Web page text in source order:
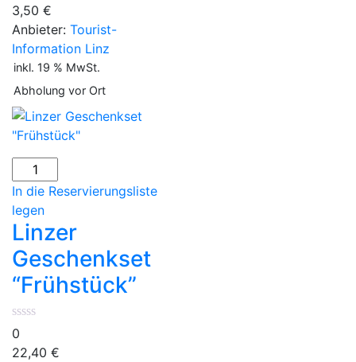
3,50 €
Anbieter: Tourist-
Information Linz
inkl. 19 % MwSt.
Abholung vor Ort
Linzer
Geschenkset
"Frühstück"
Menge
In die Reservierungsliste
legen
Linzer
Geschenkset
“Frühstück”
0
22,40 €